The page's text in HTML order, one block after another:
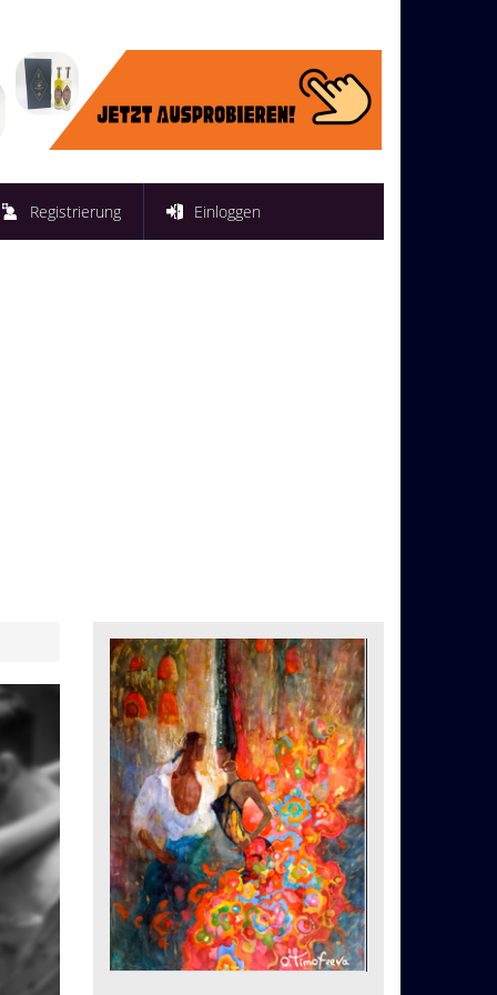
Registrierung Einloggen